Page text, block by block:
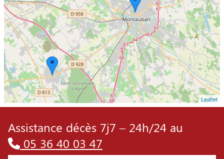
Leaflet
Assistance décès 7j7 – 24h/24 au
05 36 40 03 47